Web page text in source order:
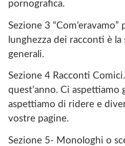
pornografica.
Sezione 3
lunghezza dei racconti è
generali.
Sezione 4 Racconti
quest’anno. Ci aspettiamo
aspettiamo di ridere e
vostre pagine.
Sezione 5- Monologhi o